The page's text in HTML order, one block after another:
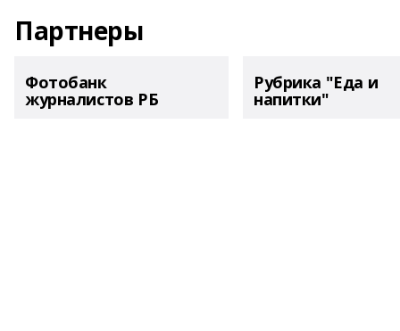
Партнеры
Фотобанк
журналистов РБ
Рубрика "Еда и
напитки"